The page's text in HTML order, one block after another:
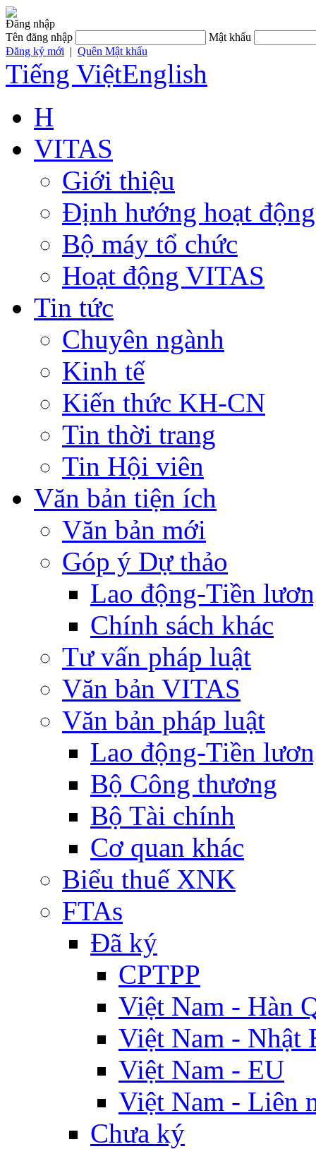
Đăng nhập
Tên đăng nhập
Mật khẩu
Đăng ký mới | Quên Mật khẩu
Tiếng ViệtEnglish
H
VITAS
Giới thiệu
Định hướng hoạt động
Bộ máy tổ chức
Hoạt động VITAS
Tin tức
Chuyên ngành
Kinh tế
Kiến thức KH-CN
Tin thời trang
Tin Hội viên
Văn bản tiện ích
Văn bản mới
Góp ý Dự thảo
Lao động-Tiền
Chính sách khác
Tư vấn pháp luật
Văn bản VITAS
Văn bản pháp luật
Lao động-Tiền
Bộ Công thương
Bộ Tài chính
Cơ quan khác
Biểu thuế XNK
FTAs
Đã ký
CPTPP
Việt Nam - Hàn
Việt Nam - Nhật
Việt Nam - EU
Việt Nam - Liên
Chưa ký